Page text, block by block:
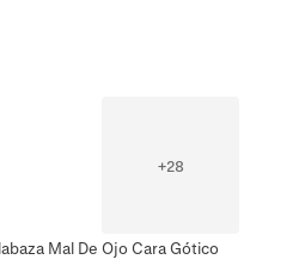
+28
Mal De Ojo Cara Gótico